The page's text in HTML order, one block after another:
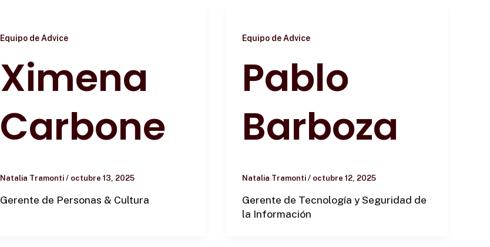
Equipo de Advice
Ximena
Carbone
Natalia Tramonti/ octubre 13, 2025
Gerente de Personas & Cultura
Equipo de Advice
Pablo
Barboza
Natalia Tramonti / octubre 12, 2025
Gerente de Tecnología y Seguridad de
la Información